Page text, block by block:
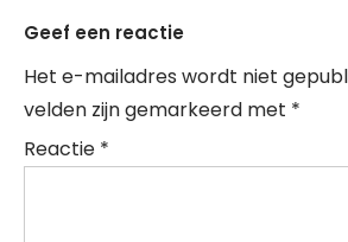
Geef een reactie
Het e-mailadres wordt niet
velden zijn gemarkeerd met *
Reactie *